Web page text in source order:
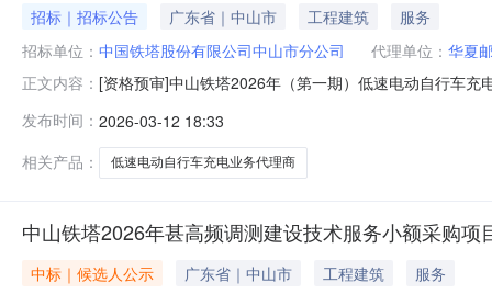
招标｜招标公告 广东省｜中山市 工程建筑
服务
招标单位： 中国铁塔股份有限公司中山市分公司 代理单位： 华夏
正文内容： [资格预审]中山铁塔2026年（第一期）低速电动自行车充
招募，诚邀有充电桩物业资源、营运维护经验丰富的企
的充电服务，面向社会公开招募有充电
发布时间： 2026-03-12 18:33
相关产品：
低速电动自行车充电业务代理商
中山铁塔2026年甚高频调测建设技术服务小额采购项
中标｜候选人公示 广东省｜中山市 工程建筑
服务